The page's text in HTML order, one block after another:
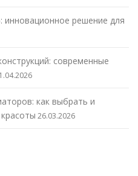
инновационное решение для
современные
как выбрать и
26.03.2026